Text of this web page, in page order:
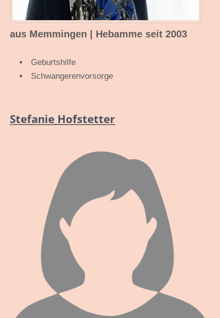
aus Memmingen | Hebamme seit 2003
Geburtshilfe
Schwangerenvorsorge
Stefanie Hofstetter